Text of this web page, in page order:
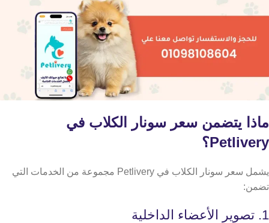
ماذا يتضمن سعر سونار الكلاب في
Petlivery؟
يشمل سعر سونار الكلاب في Petlivery مجموعة من الخدمات التي
تضمن:
1. تصوير الأعضاء الداخلية